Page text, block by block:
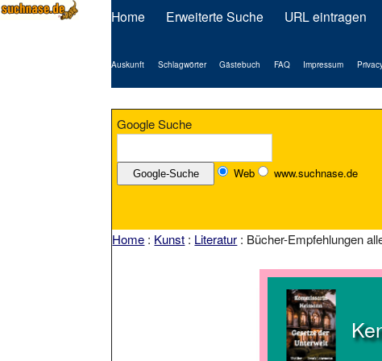
Home Erweiterte Suche URL eintragen
Auskunft Schlagwörter Gästebuch FAQ Impressum
Google Suche
Web www.suchnase.de
Home : Kunst : Literatur : Bücher-Empfehlungen